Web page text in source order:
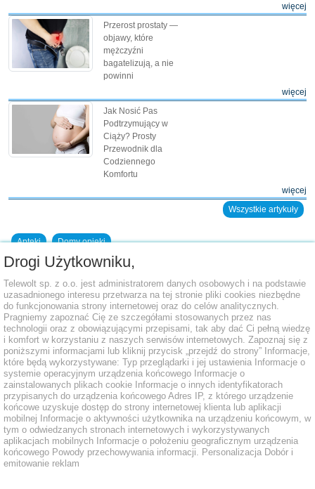
więcej
Przerost prostaty —
objawy, które
mężczyźni
bagatelizują, a nie
powinni
więcej
Jak Nosić Pas
Podtrzymujący w
Ciąży? Prosty
Przewodnik dla
Codziennego
Komfortu
więcej
Wszystkie artykuły
Apteki Domy opieki
Dodaj placówkę do bazy
Drogi Użytkowniku,
Telewolt sp. z o.o. jest administratorem danych osobowych i na podstawie
uzasadnionego interesu przetwarza na tej stronie pliki cookies niezbędne
do funkcjonowania strony internetowej oraz do celów analitycznych.
Pragniemy zapoznać Cię ze szczegółami stosowanych przez nas
technologii oraz z obowiązującymi przepisami, tak aby dać Ci pełną wiedzę
i komfort w korzystaniu z naszych serwisów internetowych. Zapoznaj się z
poniższymi informacjami lub kliknij przycisk „przejdź do strony” Informacje,
które będą wykorzystywane: Typ przeglądarki i jej ustawienia Informacje o
systemie operacyjnym urządzenia końcowego Informacje o
zainstalowanych plikach cookie Informacje o innych identyfikatorach
przypisanych do urządzenia końcowego Adres IP, z którego urządzenie
końcowe uzyskuje dostęp do strony internetowej klienta lub aplikacji
mobilnej Informacje o aktywności użytkownika na urządzeniu końcowym, w
tym o odwiedzanych stronach internetowych i wykorzystywanych
aplikacjach mobilnych Informacje o położeniu geograficznym urządzenia
końcowego Powody przechowywania informacji. Personalizacja Dobór i
emitowanie reklam